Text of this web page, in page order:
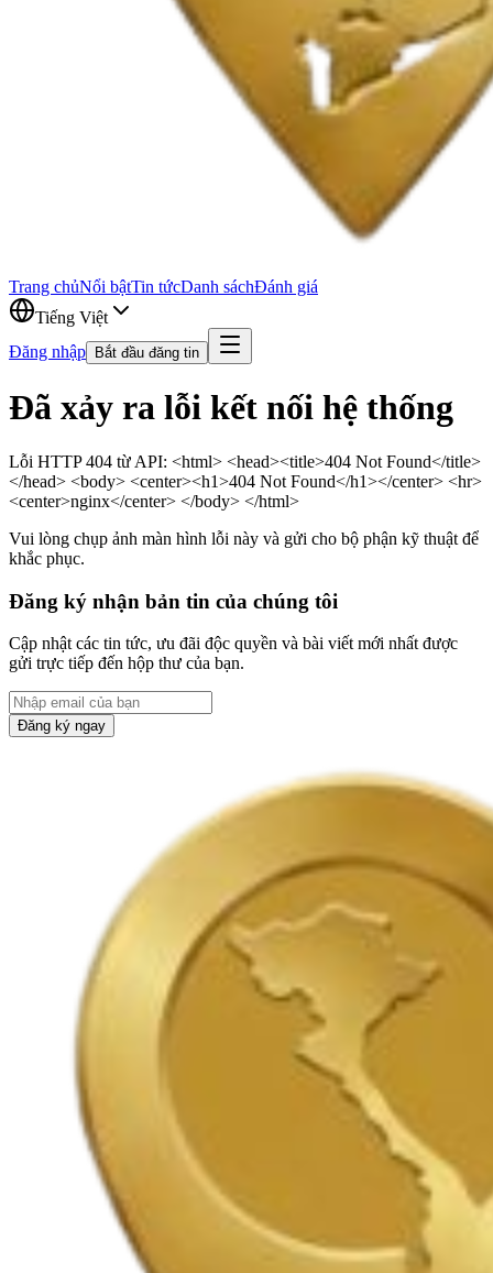
Trang chủNổi bậtTin tứcDanh sáchĐánh giá
Tiếng Việt
Đăng nhập
Bắt đầu đăng tin
Đã xảy ra lỗi kết nối hệ thống
Lỗi HTTP 404 từ API: <html> <head><title>404 Not Found</title>
</head> <body> <center><h1>404 Not Found</h1></center> <hr>
<center>nginx</center> </body> </html>
Vui lòng chụp ảnh màn hình lỗi này và gửi cho bộ phận kỹ thuật để
khắc phục.
Đăng ký nhận bản tin của chúng tôi
Cập nhật các tin tức, ưu đãi độc quyền và bài viết mới nhất được
gửi trực tiếp đến hộp thư của bạn.
Đăng ký ngay